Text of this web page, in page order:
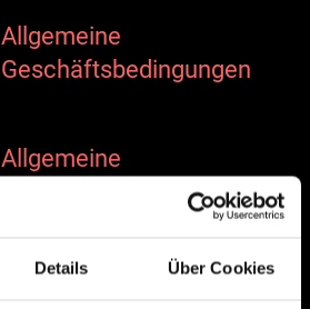
Details Über Cookies
Allgemeine
Geschäftsbedingungen
Allgemeine
Einkaufsbedingungen